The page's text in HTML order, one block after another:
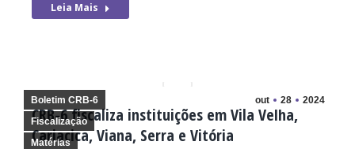
Leia Mais
out 28 2024
Boletim CRB-6
Fiscalização
Matérias
CRB-6 fiscaliza instituições em Vila Velha,
Cariacica, Viana, Serra e Vitória